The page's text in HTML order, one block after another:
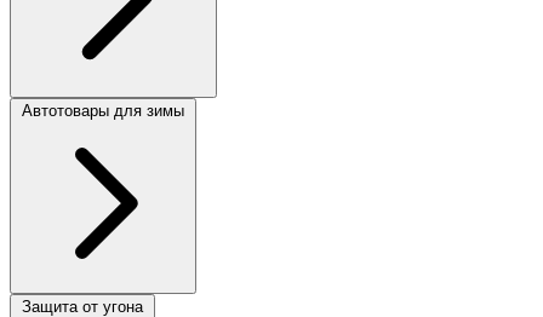
Автотовары для зимы
Защита от угона